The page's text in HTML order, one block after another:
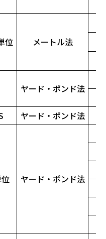
位 メートル法
ヤード・ポンド法
ヤード・ポンド法
ヤード・ポンド法